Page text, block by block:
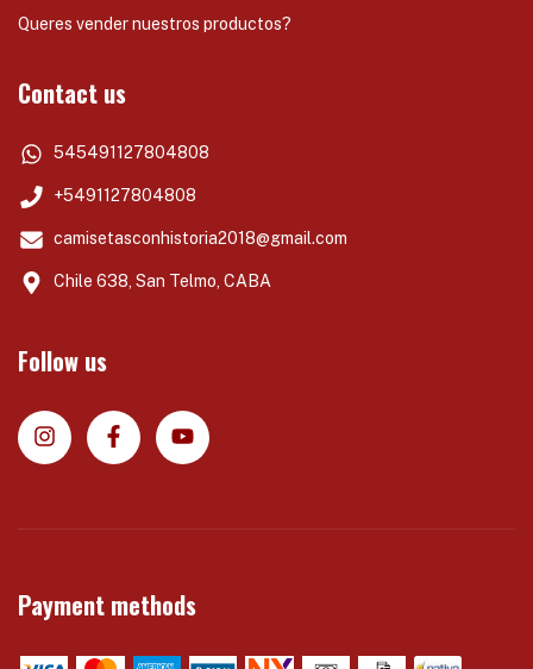
Queres vender nuestros productos?
Contact us
545491127804808
+5491127804808
camisetasconhistoria2018@gmail.com
Chile 638, San Telmo, CABA
Follow us
Payment methods